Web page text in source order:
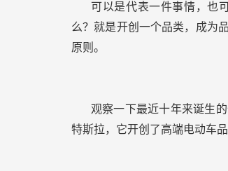
可以是代表一件事情，也
么？就是开创一个品类，成为
原则。
观察一下最近十年来诞生
特斯拉，它开创了高端电动车